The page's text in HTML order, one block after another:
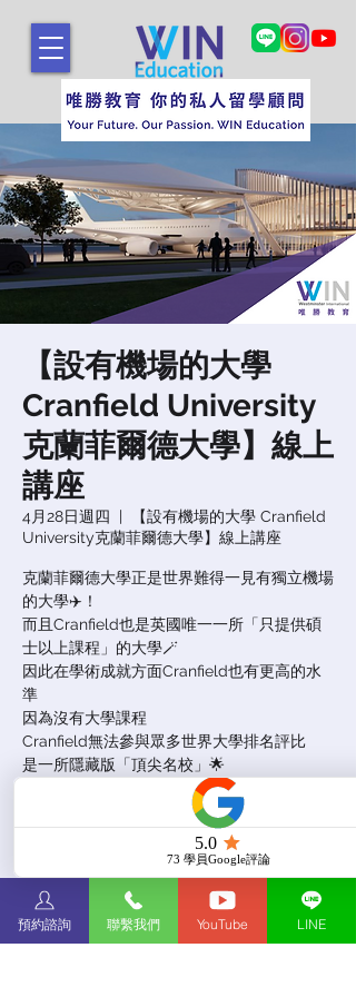
【設有機場的大學
Cranfield University
克蘭菲爾德大學】線上
講座
4月28日週四
  |
【設有機場的大學 Cranfield
University克蘭菲爾德大學】線上講座
克蘭菲爾德大學正是世界難得一見有獨立機場
的大學✈️！
而且Cranfield也是英國唯一一所「只提供碩
士以上課程」的大學🪄
因此在學術成就方面Cranfield也有更高的水
準
因為沒有大學課程
Cranfield無法參與眾多世界大學排名評比
是一所隱藏版「頂尖名校」🌟
唯勝教育2022春季英美線上留學展邀請你一
同認識克蘭菲爾德大學🏫
報名已截止
查看其他活動
預約諮詢 聯繫我們 YouTube LINE